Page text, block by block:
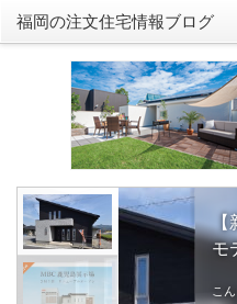
福岡の注文住宅情報ブログ
モ
こ